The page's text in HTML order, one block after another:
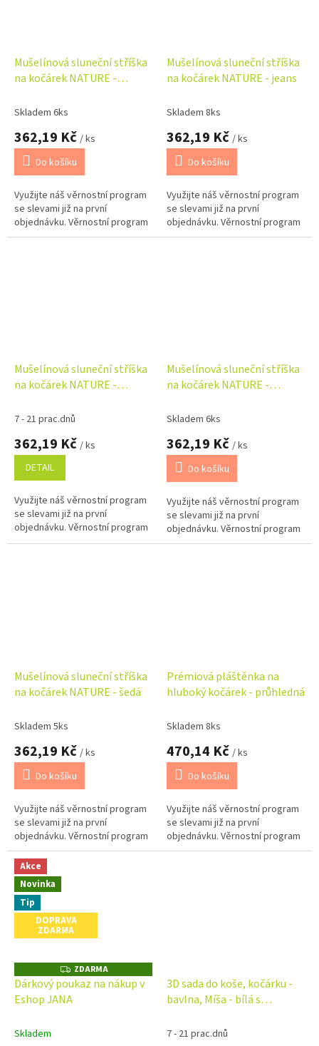
Mušelínová sluneční stříška
na kočárek NATURE -
Skladem 6ks
362,19 Kč / ks
Do košíku
Využijte náš věrnostní program
se slevami již na první
objednávku. Věrnostní program
Mušelínová sluneční stříška
na kočárek NATURE - jeans
Skladem 8ks
362,19 Kč / ks
Do košíku
Využijte náš věrnostní program
se slevami již na první
objednávku. Věrnostní program
Mušelínová sluneční stříška
na kočárek NATURE -
7 - 21 prac.dnů
362,19 Kč / ks
DETAIL
Využijte náš věrnostní program
se slevami již na první
objednávku. Věrnostní program
Mušelínová sluneční stříška
na kočárek NATURE -
Skladem 6ks
362,19 Kč / ks
Do košíku
Využijte náš věrnostní program
se slevami již na první
objednávku. Věrnostní program
Mušelínová sluneční stříška
na kočárek NATURE - šedá
Skladem 5ks
362,19 Kč / ks
Do košíku
Využijte náš věrnostní program
se slevami již na první
objednávku. Věrnostní program
Prémiová pláštěnka na
hluboký kočárek - průhledná
Skladem 8ks
470,14 Kč / ks
Do košíku
Využijte náš věrnostní program
se slevami již na první
objednávku. Věrnostní program
Akce
Novinka
Tip
DOPRAVA
ZDARMA
Z
D
A
R
ZDARMA
Dárkový poukaz na nákup v
Eshop JANA
Skladem
3D sada do koše, kočárku -
bavlna, Míša - bílá s
7 - 21 prac.dnů